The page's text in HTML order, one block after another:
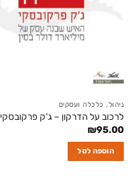
ניהול, כלכלה ועסקים
לרכוב על הדרקון – ג'ק פרקובסקי
₪95.00
הוספה לסל